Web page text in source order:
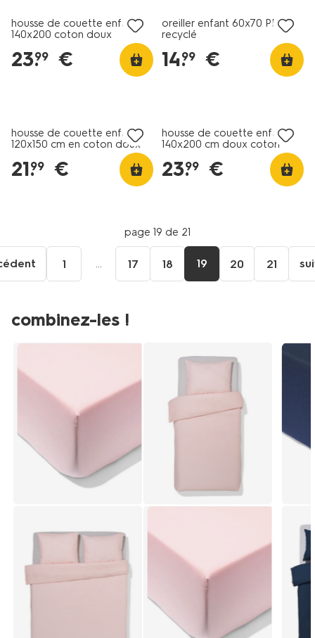
housse de couette enfant
140x200 coton doux
23.
99 €
oreiller enfant 60x70 PET
recyclé
14.
99 €
housse de couette enfant
120x150 cm en coton doux
21.
99 €
housse de couette enfant
140x200 cm doux coton
23.
99 €
page 19 de 21
Aller
à
page
précédente
1 ... 17 18 19 20 21
combinez-les !